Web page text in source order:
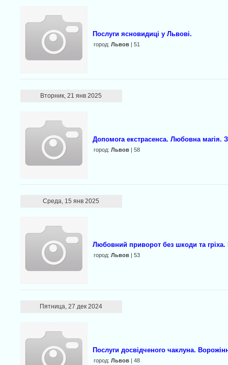
Послуги ясновидиці у Львові.
город: Львов | 51
Вторник, 21 янв 2025
Допомога екстрасенса. Любовна магія.
город: Львов | 58
Среда, 15 янв 2025
Любовний приворот без шкоди та
город: Львов | 53
Пятница, 27 дек 2024
Послуги досвідченого чаклуна.
город: Львов | 48